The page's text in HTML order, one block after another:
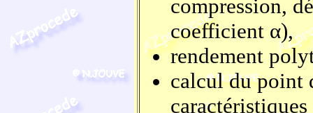
compression,
coefficient α),
rendement
calcul du point